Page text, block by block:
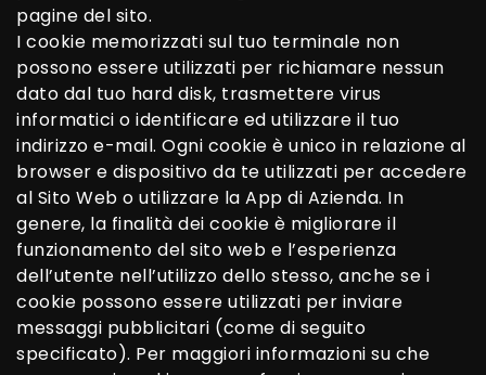
pagine del sito.
I cookie memorizzati sul tuo terminale non
possono essere utilizzati per richiamare nessun
dato dal tuo hard disk, trasmettere virus
informatici o identificare ed utilizzare il tuo
indirizzo e-mail. Ogni cookie è unico in relazione al
browser e dispositivo da te utilizzati per accedere
al Sito Web o utilizzare la App di Azienda. In
genere, la finalità dei cookie è migliorare il
funzionamento del sito web e l’esperienza
dell’utente nell’utilizzo dello stesso, anche se i
cookie possono essere utilizzati per inviare
messaggi pubblicitari (come di seguito
specificato). Per maggiori informazioni su che